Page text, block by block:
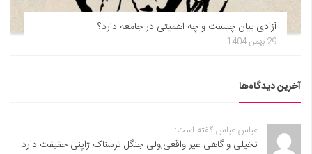
آزادی بیان چیست و چه اهمیتی در جامعه دارد؟
29 بهمن 1404
آخرین دیدگاه‌ها
عباس عباس گفته است:
تخیلی و گاهی غیر واقعی,ولی جنگل ترسناک ژاپنی حقیقت دارد